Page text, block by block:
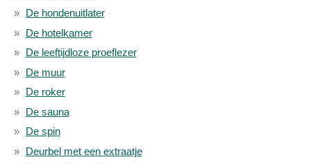
De hondenuitlater
De hotelkamer
De leeftijdloze proeflezer
De muur
De roker
De sauna
De spin
Deurbel met een extraatje